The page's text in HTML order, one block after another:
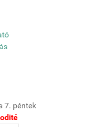
7. péntek